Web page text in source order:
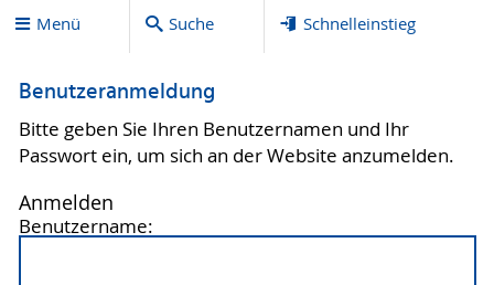
Menü Suche Schnelleinstieg
Benutzeranmeldung
Bitte geben Sie Ihren Benutzernamen und Ihr
Passwort ein, um sich an der Website anzumelden.
Anmelden
Benutzername: